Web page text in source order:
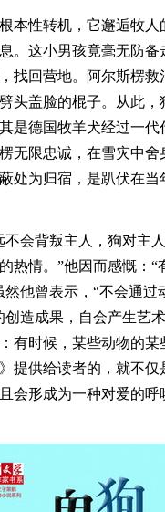
本性转机，它邂逅牧
。这小男孩竟毫无防
找回营地。阿尔斯楞
头盖脸的棍子。从此
是德国牧羊犬经过一
无限忠诚，在雪灾中
处为归宿，是趴伏在
会背叛主人，狗对主
热情。”他因而感慨：
他曾表示，“不会通
造成果，自会产生艺
有时候，某些动物的
提供给读者的，就不
会形成为一种对爱的